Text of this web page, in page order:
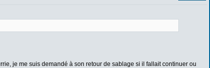
je me suis demandé à son retour de sablage si il fallait continuer ou